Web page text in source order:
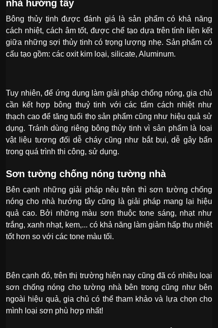
nhà hướng tây
Bông thủy tinh được đánh giá là sản phẩm có khả năng
cách nhiệt, cách âm tốt, được chế tạo dựa trên tính liên kết
giữa những sợi thủy tinh có trọng lượng nhẹ. Sản phẩm có
cấu tạo gồm: các oxit kim loại, silicate, Aluminum.
Tuy nhiên, để ứng dụng làm giải pháp chống nóng, gia chủ
cần kết hợp bông thuỷ tinh với các tấm cách nhiệt như
thạch cao để tăng tuổi thọ sản phẩm cũng như hiệu quả sử
dụng. Tránh dùng riêng bông thủy tinh vì sản phẩm là loại
vật liệu tương đối dễ cháy cũng như bắt bụi, dễ gây bẩn
trong quá trình thi công, sử dụng.
Sơn tường chống nóng tường nhà
Bên cạnh những giải pháp nêu trên thì sơn tường chống
nóng cho nhà hướng tây cũng là giải pháp mang lại hiệu
quả cao. Bởi những màu sơn thuộc tone sáng, nhạt như
trắng, xanh nhạt, kem,... có khả năng làm giảm hấp thụ nhiệt
tốt hơn so với các tone màu tối.
Bên cạnh đó, trên thị trường hiện nay cũng đã có nhiều loại
sơn chống nóng cho tường nhà bên trong cũng như bên
ngoài hiệu quả, gia chủ có thể tham khảo và lựa chọn cho
mình loại sơn phù hợp nhất!